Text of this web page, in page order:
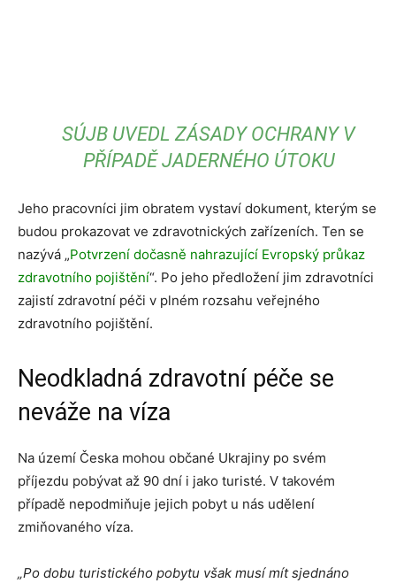
SÚJB UVEDL ZÁSADY OCHRANY V
PŘÍPADĚ JADERNÉHO ÚTOKU
Jeho pracovníci jim obratem vystaví dokument, kterým se
budou prokazovat ve zdravotnických zařízeních. Ten se
nazývá „Potvrzení dočasně nahrazující Evropský průkaz
zdravotního pojištění“. Po jeho předložení jim zdravotníci
zajistí zdravotní péči v plném rozsahu veřejného
zdravotního pojištění.
Neodkladná zdravotní péče se
neváže na víza
Na území Česka mohou občané Ukrajiny po svém
příjezdu pobývat až 90 dní i jako turisté. V takovém
případě nepodmiňuje jejich pobyt u nás udělení
zmiňovaného víza.
„Po dobu turistického pobytu však musí mít sjednáno